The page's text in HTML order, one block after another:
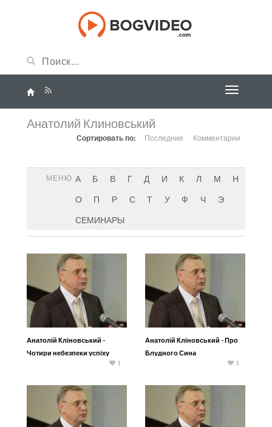
Анатолий Клиновський
Сортировать по: Последние Комментарии
МЕНЮ А Б В Г Д И К Л М
Н
О
П Р С Т У Ф Ч
Э
СЕМИНАРЫ
Анатолій Кліновський -
Чотири небезпеки успіху
1
Анатолій Кліновський - Про
Блудного Сина
1